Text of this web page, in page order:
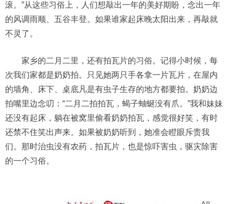
滚。”从这些习俗上，人们想敲出一年的美好期盼，念出一年
的风调雨顺、五谷丰登。如果谁家起床晚太阳出来，再敲就
不灵了。
家乡的二月二里，还有拍瓦片的习俗。记得小时候，每
次我们家都是奶奶拍。只见她两只手各拿一片瓦片，在屋内
的墙角、床下、桌底凡是有虫子生存的地方都要拍。奶奶边
拍嘴里边念叨：“二月二拍拍瓦，蝎子蚰蜒没有爪。”我和妹妹
还没有起床，躺在被窝里偷看奶奶拍瓦，感觉很好笑，有时
还禁不住笑出声来。如果被奶奶听到，她准会瞪眼斥责我
们。那时治虫没有农药，拍瓦片，也是惊吓害虫，驱灾除害
的一个习俗。